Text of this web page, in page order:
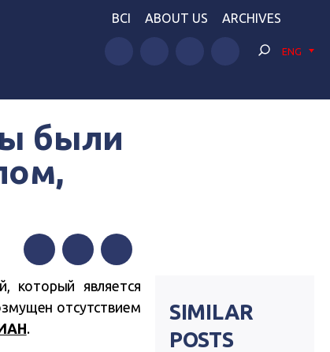
BCI ABOUT US ARCHIVES
ENG
были
FacebookTwitterTelegram
который является
отсутствием
.
SIMILAR
POSTS